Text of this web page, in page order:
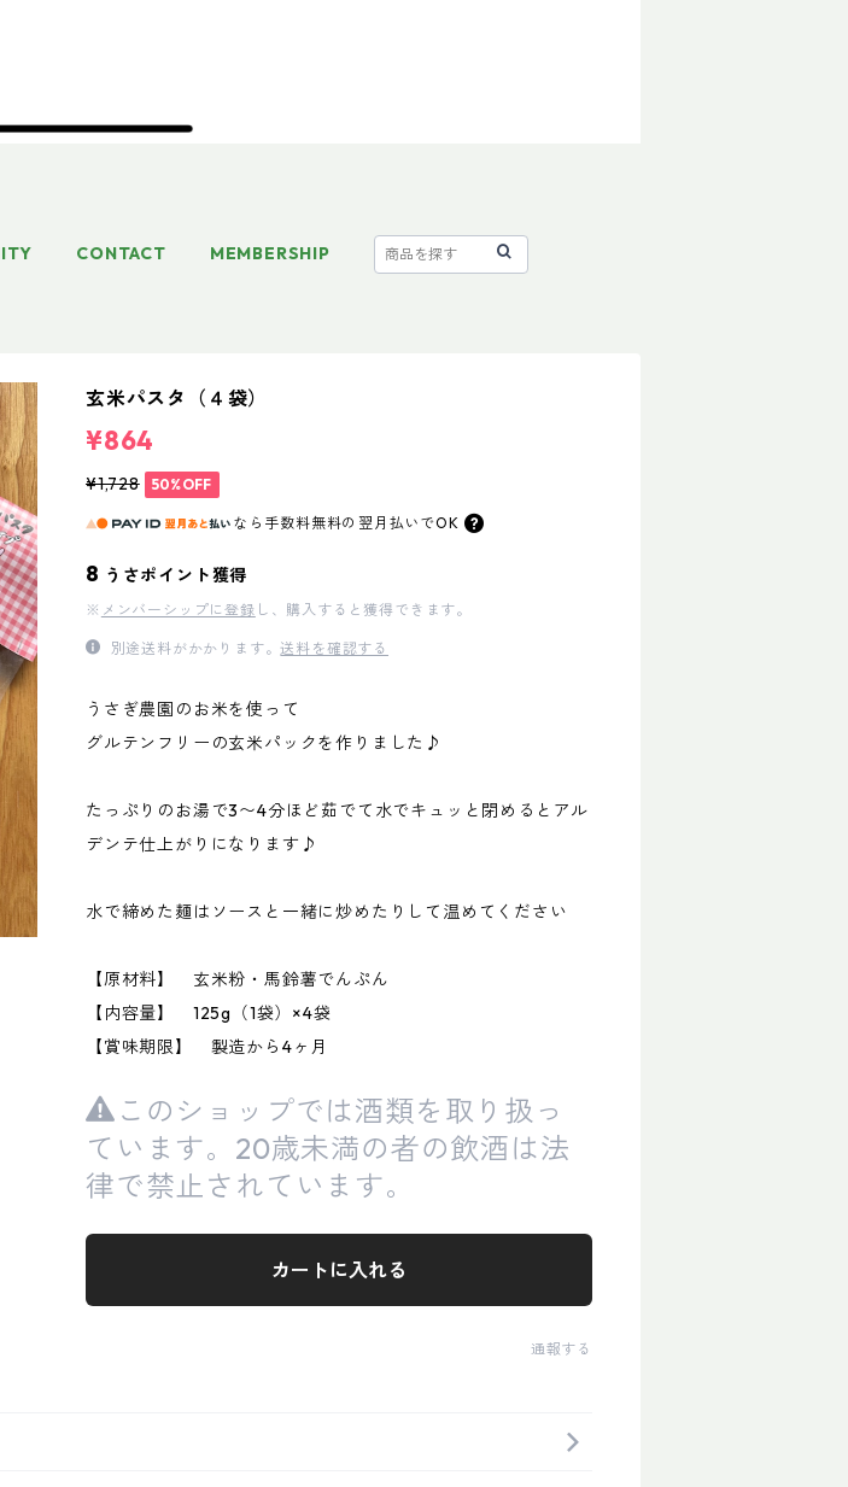
CONTACT MEMBERSHIP
玄米パスタ（４袋）
¥864
¥1,728 50%OFF
なら 手数料無料の 翌月払いでOK
8 うさポイント獲得
※ メンバーシップに登録 し、購入すると獲得できます。
別途送料がかかります。送料を確認する
うさぎ農園のお米を使って
グルテンフリーの玄米パックを作りました♪
たっぷりのお湯で3〜4分ほど茹でて水でキュッと閉めるとアル
デンテ仕上がりになります♪
水で締めた麺はソースと一緒に炒めたりして温めてください
【原材料】 玄米粉・馬鈴薯でんぷん
【内容量】 125g（1袋）×4袋
【賞味期限】 製造から4ヶ月
このショップでは酒類を取り扱っ
ています。20歳未満の者の飲酒は法
律で禁止されています。
カートに入れる
通報する